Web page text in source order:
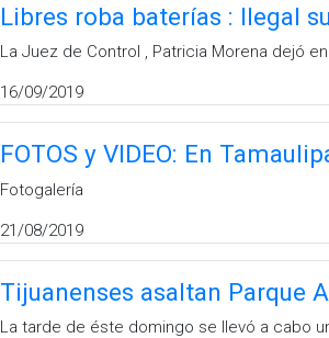
Libres roba baterías : Ilegal
La Juez de Control , Patricia Morena dejó
16/09/2019
FOTOS y VIDEO: En
Fotogalería
21/08/2019
Tijuanenses asaltan Parque
La tarde de éste domingo se llevó a cabo